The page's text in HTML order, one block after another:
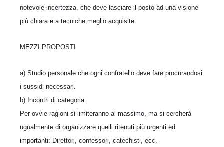
notevole incertezza, che deve lasciare il posto ad una visione
più chiara e a tecniche meglio acquisite.
MEZZI PROPOSTI
a) Studio personale che ogni confratello deve fare procurandosi
i sussidi necessari.
b) Incontri di categoria
Per ovvie ragioni si limiteranno al massimo, ma si cercherà
ugualmente di organizzare quelli ritenuti più urgenti ed
importanti: Direttori, confessori, catechisti, ecc.